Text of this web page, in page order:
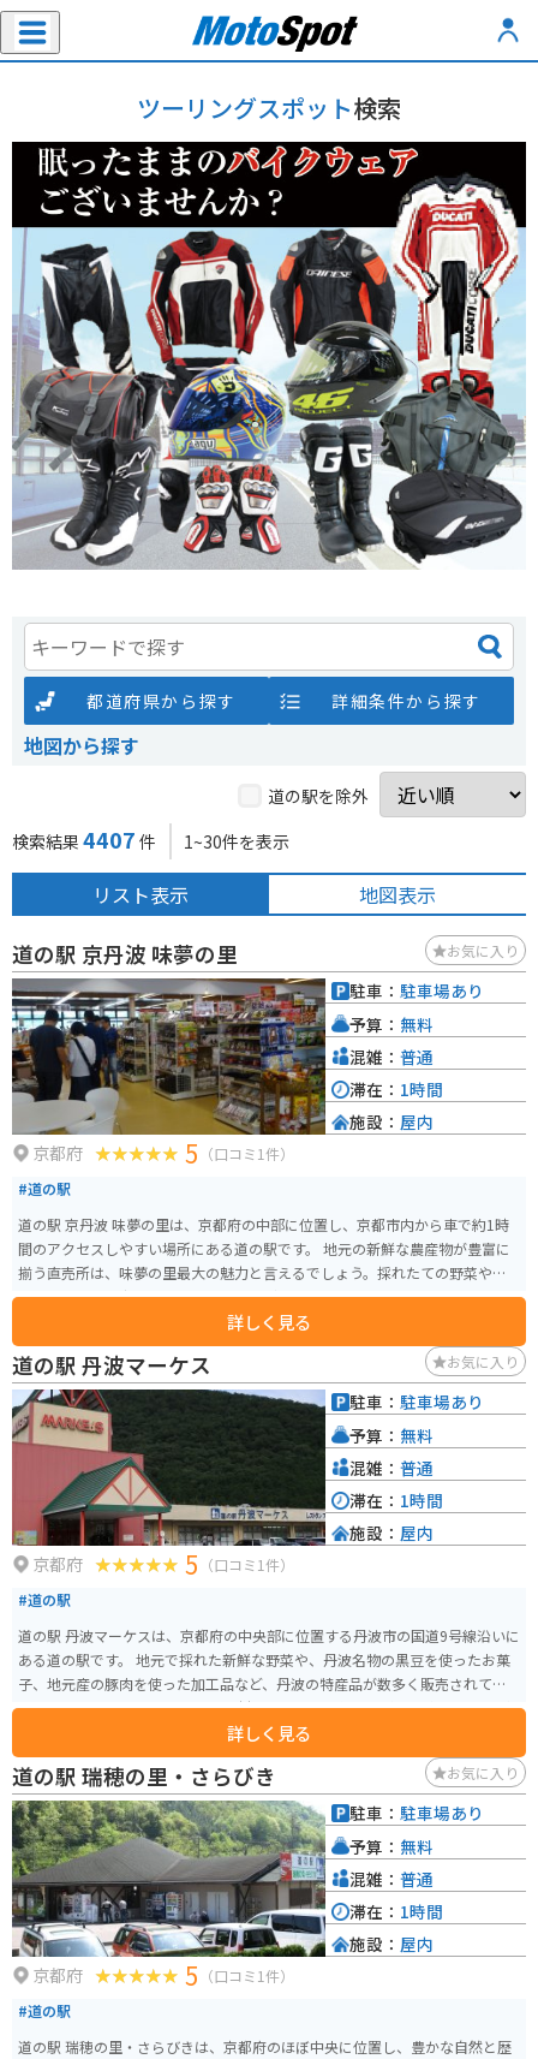
ツーリングスポット検索
都道府県から探す 詳細条件から探す
地図から探す
道の駅を除外
検索結果 4407 件 1~30件を表示
リスト表示 地図表示
道の駅 京丹波 味夢の里 お気に入り
京都府 5 （口コミ1件）
#道の駅
道の駅 京丹波 味夢の里は、京都府の中部に位置し、京都市内から車で約1時
間のアクセスしやすい場所にある道の駅です。 地元の新鮮な農産物が豊富に
揃う直売所は、味夢の里最大の魅力と言えるでしょう。採れたての野菜や果
物はもちろん、京丹波高原豚や黒豆など、この地域ならではの特産品も数多
むことができます。人気メニューは、京丹波高原豚を使ったカツ丼や、黒豆
を使ったソフトクリームなど。 バイクで訪れる際は、道の駅に併設された広
い駐車場が利用できます。ツーリングの休憩スポットとしても最適です。 周
辺には、丹波篠山城跡や立杭寺などの観光スポットも点在しており、観光拠
点としても便利です。
詳しく見る
駐車： 駐車場あり
予算： 無料
混雑： 普通
滞在： 1時間
施設： 屋内
道の駅 丹波マーケス お気に入り
京都府 5 （口コミ1件）
#道の駅
道の駅 丹波マーケスは、京都府の中央部に位置する丹波市の国道9号線沿いに
ある道の駅です。 地元で採れた新鮮な野菜や、丹波名物の黒豆を使ったお菓
子、地元産の豚肉を使った加工品など、丹波の特産品が数多く販売されてい
ます。 レストランでは、丹波の食材をふんだんに使った料理を楽しむことが
で安心です。 周辺には、山や川の自然豊かな景色が広がっており、ツーリン
グの休憩場所としても最適です。 道の駅 丹波マーケスから少し足を延ばせ
ば、丹波焼の里として知られる立杭陶の郷や、紅葉の名所として知られる高
源寺など、魅力的な観光スポットも点在しています。
詳しく見る
駐車： 駐車場あり
予算： 無料
混雑： 普通
滞在： 1時間
施設： 屋内
道の駅 瑞穂の里・さらびき お気に入り
京都府 5 （口コミ1件）
#道の駅
道の駅 瑞穂の里・さらびきは、京都府のほぼ中央に位置し、豊かな自然と歴
駐車： 駐車場あり
予算： 無料
混雑： 普通
滞在： 1時間
施設： 屋内